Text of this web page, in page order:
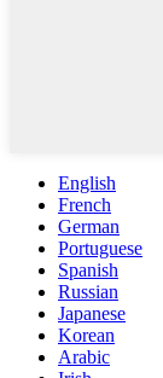
English
French
German
Portuguese
Spanish
Russian
Japanese
Korean
Arabic